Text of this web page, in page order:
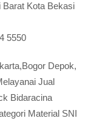
Barat Kota Bekasi
5550
Depok,
Jual
Bidaracina
Material SNI